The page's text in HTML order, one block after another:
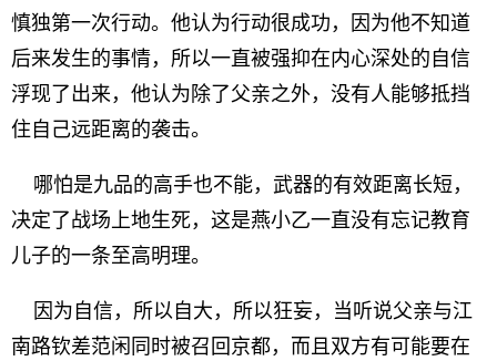
慎独第一次行动。他认为行动很成功，因为他不知道
后来发生的事情，所以一直被强抑在内心深处的自信
浮现了出来，他认为除了父亲之外，没有人能够抵挡
住自己远距离的袭击。
哪怕是九品的高手也不能，武器的有效距离长短，
决定了战场上地生死，这是燕小乙一直没有忘记教育
儿子的一条至高明理。
因为自信，所以自大，所以狂妄，当听说父亲与江
南路钦差范闲同时被召回京都，而且双方有可能要在